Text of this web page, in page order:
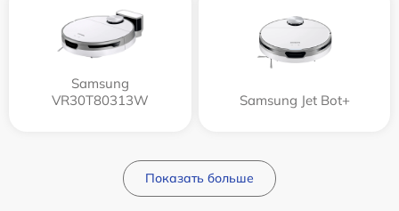
Samsung
VR30T80313W
Samsung Jet Bot+
Показать больше